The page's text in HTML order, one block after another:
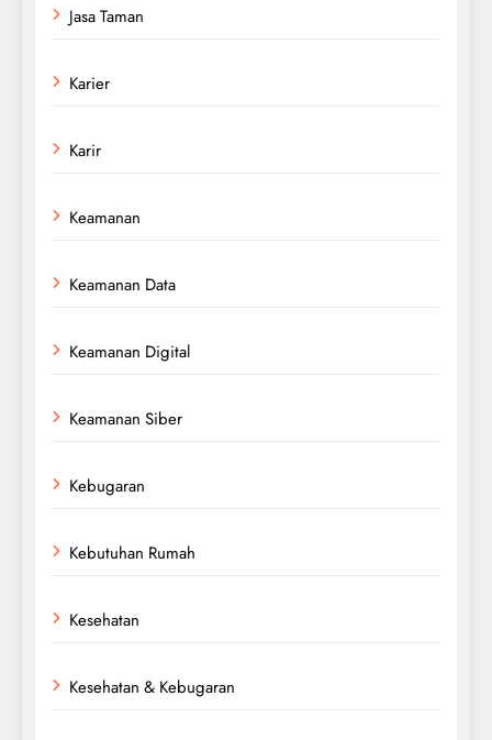
Jasa Taman
Karier
Karir
Keamanan
Keamanan Data
Keamanan Digital
Keamanan Siber
Kebugaran
Kebutuhan Rumah
Kesehatan
Kesehatan & Kebugaran